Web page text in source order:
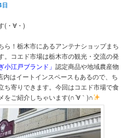
(・∀・)
ら！栃木市にあるアンテナショップまち
。コエド市場は栃木市の観光・交流の発
小江戸ブランド」認定商品や地域農産物
内はイートインスペースもあるので、ち
ち寄りできます。今回はコエド市場で食
をご紹介しちゃいます(∩´∀｀)∩